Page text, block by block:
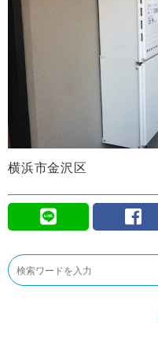
横浜市金沢区